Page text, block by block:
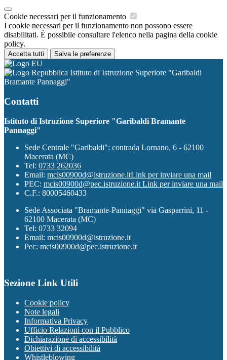
Cookie necessari per il funzionamento
I cookie necessari per il funzionamento non possono essere
disabilitati. È possibile consultare l'elenco nella pagina della cookie
policy.
Accetta tutti Salva le preferenze
Istituto di Istruzione Superiore "Garibaldi
Bramante Pannaggi"
Contatti
Istituto di Istruzione Superiore "Garibaldi Bramante
Pannaggi"
Sede Centrale "Garibaldi": contrada Lornano, 6 - 62100
Macerata (MC)
Tel: 0733 262036
Email: mcis00900d@istruzione.itLink per inviare una mail
PEC: mcis00900d@pec.istruzione.it Link per inviare una mail
C.F.: 80005460433
Sede Associata "Bramante-Pannaggi" via Gasparrini, 11 -
62100 Macerata (MC)
Tel: 0733 32094
Email: mcis00900d@istruzione.it
Pec: mcis00900d@pec.istruzione.it
Sezione Link Utili
Cookie policy
Note legali
Informativa Privacy
Ufficio Relazioni con il Pubblico
Dichiarazione di accessibilità
Obiettivi di accessibilità
Whistleblowing